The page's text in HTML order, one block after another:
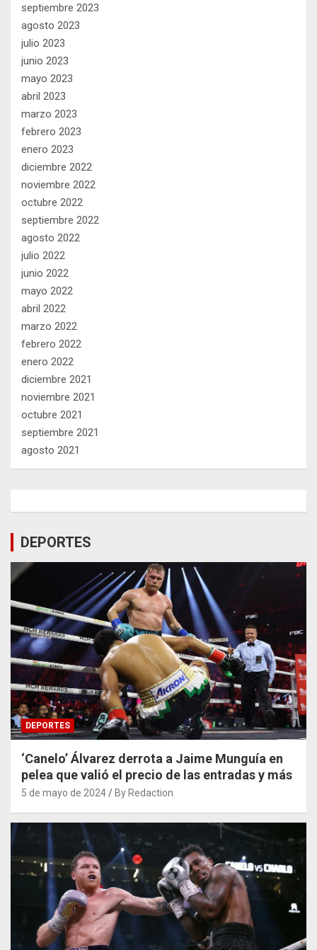
septiembre 2023
agosto 2023
julio 2023
junio 2023
mayo 2023
abril 2023
marzo 2023
febrero 2023
enero 2023
diciembre 2022
noviembre 2022
octubre 2022
septiembre 2022
agosto 2022
julio 2022
junio 2022
mayo 2022
abril 2022
marzo 2022
febrero 2022
enero 2022
diciembre 2021
noviembre 2021
octubre 2021
septiembre 2021
agosto 2021
DEPORTES
DEPORTES
‘Canelo’ Álvarez derrota a Jaime Munguía en
pelea que valió el precio de las entradas y más
5 de mayo de 2024 By Redaction